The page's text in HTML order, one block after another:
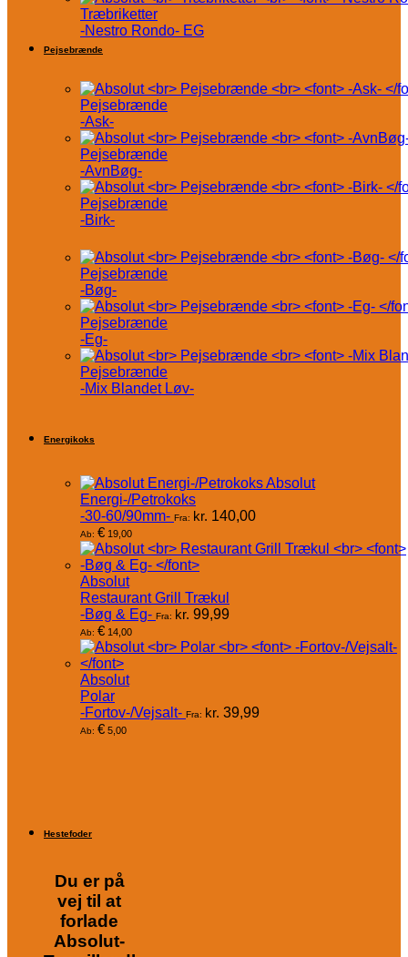
Træbriketter
-Nestro Rondo- EG
Pejsebrænde
Pejsebrænde
-Ask-
Pejsebrænde
-AvnBøg-
Pejsebrænde
-Birk-
Pejsebrænde
-Bøg-
Pejsebrænde
-Eg-
Pejsebrænde
-Mix Blandet Løv-
Energikoks
Absolut
Energi-/Petrokoks
-30-60/90mm- Fra: kr. 140,00
Ab: € 19,00
Absolut
Restaurant Grill Trækul
-Bøg & Eg- Fra: kr. 99,99
Ab: € 14,00
Absolut
Polar
-Fortov-/Vejsalt- Fra: kr. 39,99
Ab: € 5,00
Hestefoder
Du er på
vej til at
forlade
Absolut-